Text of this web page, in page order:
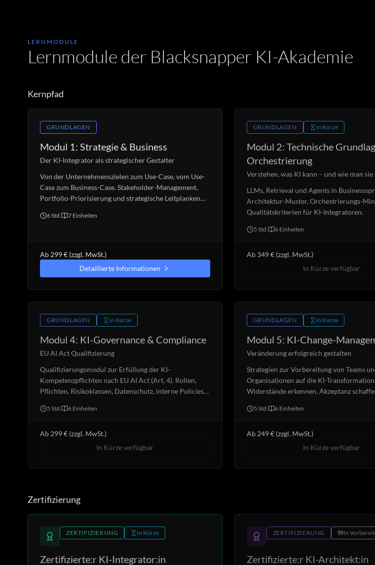
LERNMODULE
Lernmodule der Blacksnapper KI-Akademie
Kernpfad
GRUNDLAGEN
Modul 1: Strategie & Business
Der KI-Integrator als strategischer Gestalter
Von der Unternehmenszielen zum Use-Case, vom Use-
Case zum Business-Case. Stakeholder-Management,
Portfolio-Priorisierung und strategische Leitplanken
6 Std. 7 Einheiten
Ab 299 € (zzgl. MwSt.)
Detaillierte Informationen
GRUNDLAGEN In Kürze
Modul 2: Technische
Orchestrierung
Verstehen, was KI kann – und wie man
LLMs, Retrieval und Agents in
Architektur-Muster, Orchestrierungs-
Qualitätskriterien für KI-Integratoren.
5 Std. 6Einheiten
Ab 349 € (zzgl. MwSt.)
In Kürze verfügbar
GRUNDLAGEN In Kürze
Modul 4: KI-Governance & Compliance
EU AI Act Qualifizierung
Qualifizierungsmodul zur Erfüllung der KI-
Kompetenzpflichten nach EU AI Act (Art. 4). Rollen,
Pflichten, Risikoklassen, Datenschutz, interne Policies
5 Std. 6 Einheiten
Ab 299 € (zzgl. MwSt.)
In Kürze verfügbar
GRUNDLAGEN In Kürze
Modul 5: KI-Change-
Veränderung erfolgreich gestalten
Strategien zur Vorbereitung von Teams
Organisationen auf die KI-Transformation.
Widerstände erkennen, Akzeptanz
5 Std. 6Einheiten
Ab 249 € (zzgl. MwSt.)
In Kürze verfügbar
Zertifizierung
ZERTIFIZIERUNG In Kürze
Zertifizierte:r KI-Integrator:in
ZERTIFIZIERUNG In
Zertifizierte:r KI-Architekt:in